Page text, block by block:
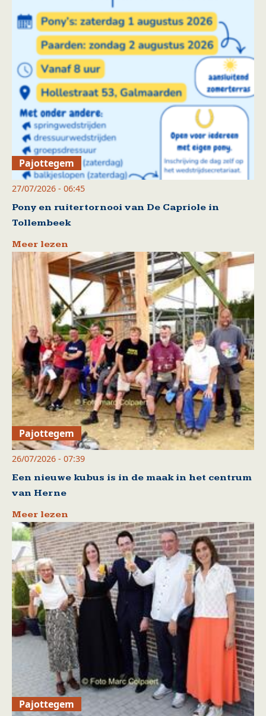
Pajottegem
27/07/2026 - 06:45
Pony en ruitertornooi van De Capriole in
Tollembeek
Meer lezen
Pajottegem
26/07/2026 - 07:39
Een nieuwe kubus is in de maak in het centrum
van Herne
Meer lezen
Pajottegem